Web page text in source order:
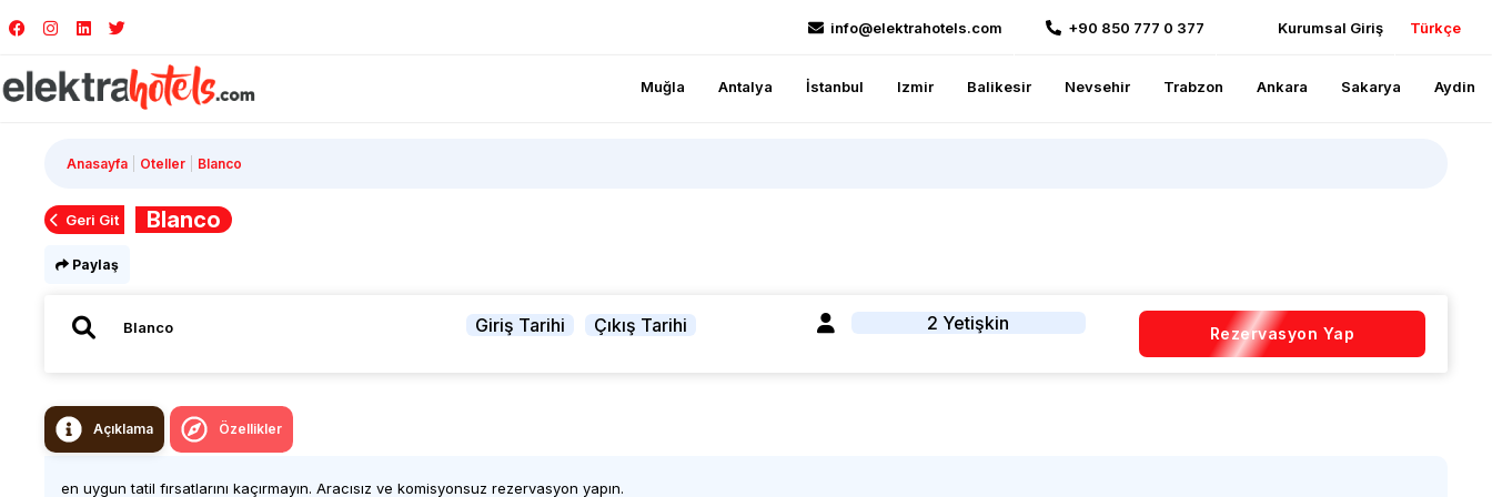
info@elektrahotels.com +90 850 777 0 377 Kurumsal Giriş Türkçe
Muğla Antalya İstanbul Izmir Balikesir Nevsehir Trabzon Ankara Sakarya Aydin
Anasayfa Oteller Blanco
Geri Git Blanco
Paylaş
Giriş Tarihi Çıkış Tarihi 2 Yetişkin Rezervasyon Yap
Açıklama Özellikler
en uygun tatil fırsatlarını kaçırmayın. Aracısız ve komisyonsuz rezervasyon yapın.